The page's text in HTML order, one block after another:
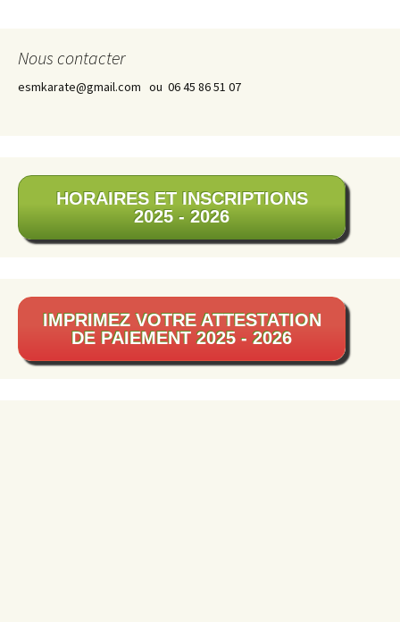
Nous contacter
esmkarate@gmail.com ou 06 45 86 51 07
HORAIRES ET INSCRIPTIONS
2025 - 2026
IMPRIMEZ VOTRE ATTESTATION
DE PAIEMENT 2025 - 2026